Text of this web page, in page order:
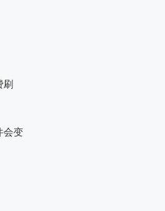
会变